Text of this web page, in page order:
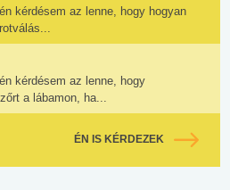
kérdésem az lenne, hogy hogyan
kérdésem az lenne, hogy
a lábamon, ha...
ÉN IS KÉRDEZEK